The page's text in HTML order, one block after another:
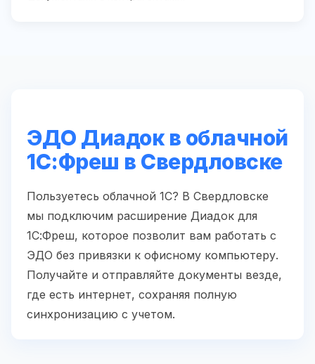
ЭДО Диадок в облачной
1С:Фреш в Свердловске
Пользуетесь облачной 1С? В Свердловске
мы подключим расширение Диадок для
1С:Фреш, которое позволит вам работать с
ЭДО без привязки к офисному компьютеру.
Получайте и отправляйте документы везде,
где есть интернет, сохраняя полную
синхронизацию с учетом.